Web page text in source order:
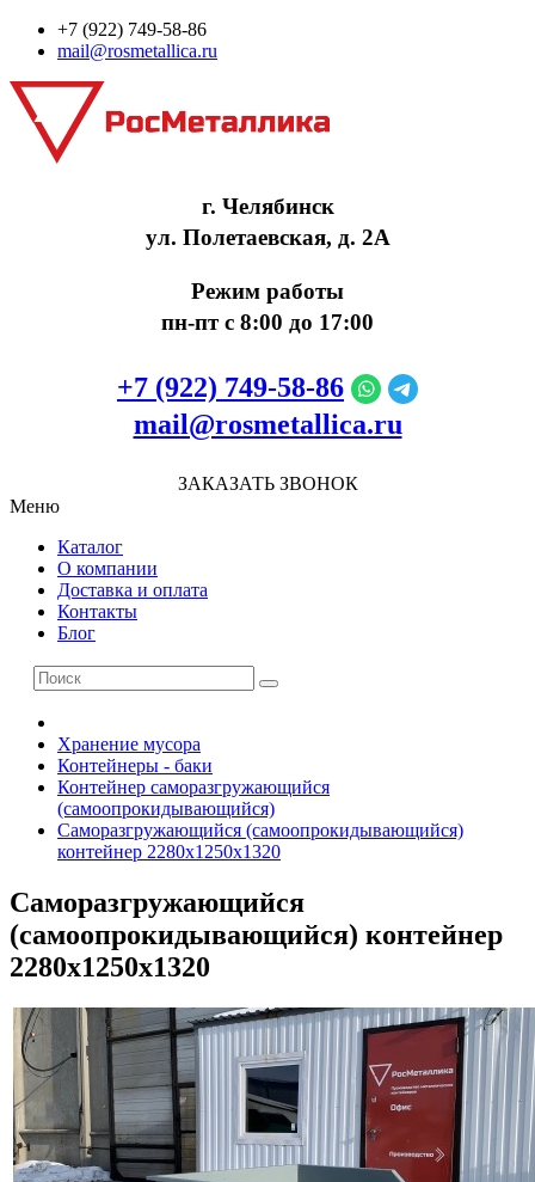
+7 (922) 749‑58‑86
mail@rosmetallica.ru
г. Челябинск
ул. Полетаевская, д. 2А
Режим работы
пн-пт с 8:00 до 17:00
+7 (922) 749‑58‑86
mail@rosmetallica.ru
ЗАКАЗАТЬ ЗВОНОК
Меню
Каталог
О компании
Доставка и оплата
Контакты
Блог
Хранение мусора
Контейнеры - баки
Контейнер саморазгружающийся
(самоопрокидывающийся)
Саморазгружающийся (самоопрокидывающийся)
контейнер 2280x1250x1320
Саморазгружающийся
(самоопрокидывающийся) контейнер
2280x1250x1320